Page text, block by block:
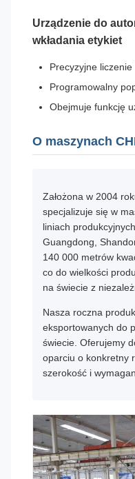
Urządzenie do
wkładania etykiet
Precyzyjne
Programowalny
Obejmuje funkcję
O maszynach
Założona w 2004
specjalizuje się w
liniach
Guangdong,
140 000 metrów
co do wielkości
na świecie z
Nasza roczna
eksportowanych do
świecie. Oferujemy
oparciu o konkretny
szerokość i